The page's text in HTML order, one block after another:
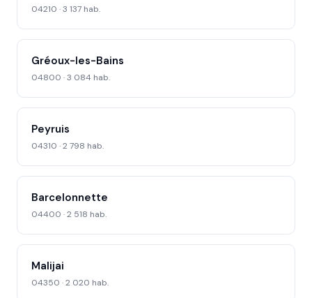
04210 · 3 137 hab.
Gréoux-les-Bains
04800 · 3 084 hab.
Peyruis
04310 · 2 798 hab.
Barcelonnette
04400 · 2 518 hab.
Malijai
04350 · 2 020 hab.